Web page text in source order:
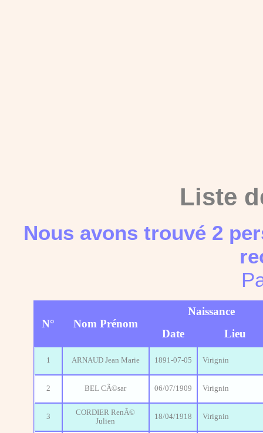
Liste
Nous avons trouvé 2
N° Nom Prénom
Naissance
Date
Lieu
1 ARNAUD Jean Marie 1891-07-05 Virignin
2 BEL CÃ©sar 06/07/1909 Virignin
3
CORDIER RenÃ©
Julien
18/04/1918 Virignin